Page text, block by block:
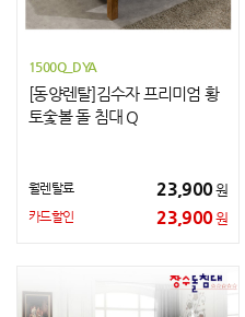
1500Q_DYA
[동양렌탈]김수자 프리미엄 황
토숯볼 돌 침대 Q
월렌탈료 23,900원
카드할인 23,900원